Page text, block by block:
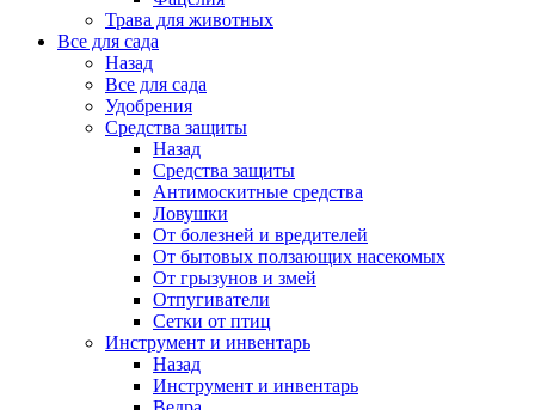
Трава для животных
Все для сада
Назад
Все для сада
Удобрения
Средства защиты
Назад
Средства защиты
Антимоскитные средства
Ловушки
От болезней и вредителей
От бытовых ползающих насекомых
От грызунов и змей
Отпугиватели
Сетки от птиц
Инструмент и инвентарь
Назад
Инструмент и инвентарь